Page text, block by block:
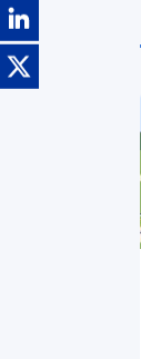
Obraz
Obraz